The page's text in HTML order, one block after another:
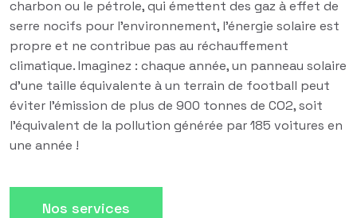
charbon ou le pétrole, qui émettent des gaz à effet de
serre nocifs pour l'environnement, l'énergie solaire est
propre et ne contribue pas au réchauffement
climatique. Imaginez : chaque année, un panneau solaire
d'une taille équivalente à un terrain de football peut
éviter l'émission de plus de 900 tonnes de CO2, soit
l'équivalent de la pollution générée par 185 voitures en
une année !
Nos services